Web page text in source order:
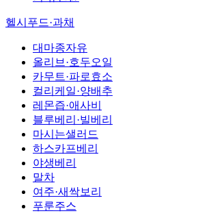
헬시푸드·과채
대마종자유
올리브·호두오일
카무트·파로효소
컬리케일·양배추
레몬즙·애사비
블루베리·빌베리
마시는샐러드
하스카프베리
야생베리
말차
여주·새싹보리
푸룬주스